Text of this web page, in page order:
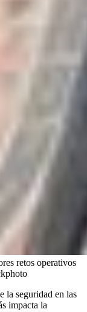
retos operativos
la seguridad en las
impacta la